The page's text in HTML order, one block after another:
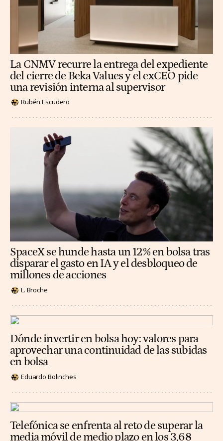
La CNMV recurre la entrega del expediente
del cierre de Beka Values y el exCEO pide
una revisión interna al supervisor
Rubén Escudero
SpaceX se hunde hasta un 12% en bolsa tras
disparar el gasto en IA y el desbloqueo de
millones de acciones
L. Broche
Dónde invertir en bolsa hoy: valores para
aprovechar una continuidad de las subidas
en bolsa
Eduardo Bolinches
Telefónica se enfrenta al reto de superar la
media móvil de medio plazo en los 3,68